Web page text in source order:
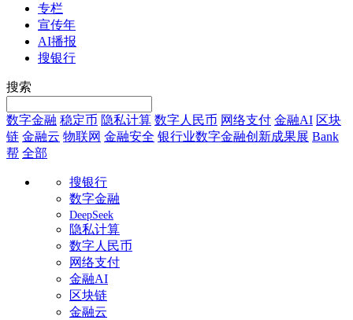
专栏
宣传年
AI播报
搜银行
搜索
数字金融 稳定币 隐私计算 数字人民币 网络支付 金融AI 区块
链 金融云 物联网 金融安全 银行业数字金融创新成果展 Bank
帮 全部
搜银行
数字金融
DeepSeek
隐私计算
数字人民币
网络支付
金融AI
区块链
金融云